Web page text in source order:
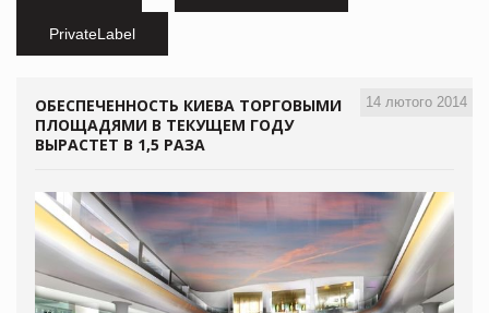
PrivateLabel
14 лютого 2014
ОБЕСПЕЧЕННОСТЬ КИЕВА ТОРГОВЫМИ
ПЛОЩАДЯМИ В ТЕКУЩЕМ ГОДУ
ВЫРАСТЕТ В 1,5 РАЗА